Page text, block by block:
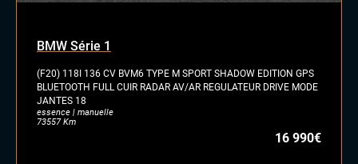
Jantes alu
Vitres arrières surteintées
INTÉRIEUR
Commandes au volant
Eclairage d'ambiance
Pack Carbone
BMW Série 1
(F20) 118I 136 CV BVM6 TYPE M SPORT SHADOW EDITION GPS
BLUETOOTH FULL CUIR RADAR AV/AR REGULATEUR DRIVE MODE
JANTES 18
essence | manuelle
73557 Km
16 990€